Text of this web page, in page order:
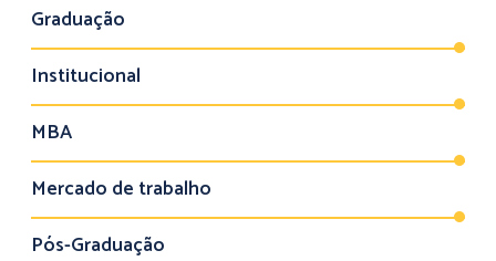
Graduação
Institucional
MBA
Mercado de trabalho
Pós-Graduação